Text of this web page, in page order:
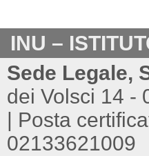
INU –
Sede Legale,
dei Volsci 14 -
| Posta
02133621009